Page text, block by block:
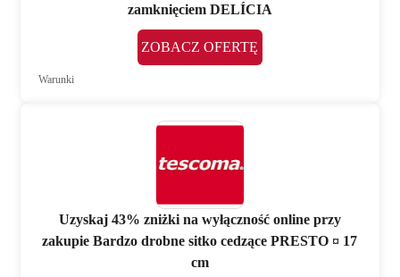
zamknięciem DELÍCIA
ZOBACZ OFERTĘ
Warunki
Uzyskaj 43% zniżki na wyłączność online przy
zakupie Bardzo drobne sitko cedzące PRESTO ¤ 17
cm